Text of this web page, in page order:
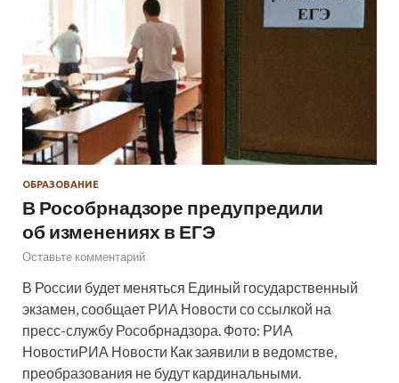
ОБРАЗОВАНИЕ
В Рособрнадзоре предупредили
об изменениях в ЕГЭ
Оставьте комментарий
В России будет меняться Единый государственный
экзамен, сообщает РИА Новости со ссылкой на
пресс-службу Рособрнадзора. Фото: РИА
НовостиРИА Новости Как заявили в ведомстве,
преобразования не будут кардинальными.